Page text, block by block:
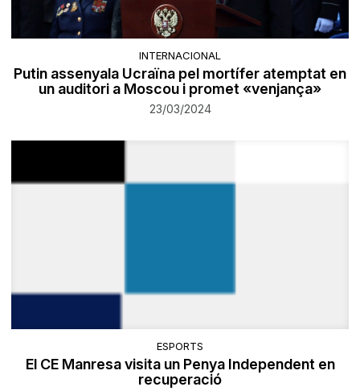
INTERNACIONAL
Putin assenyala Ucraïna pel mortífer atemptat en
un auditori a Moscou i promet «venjança»
23/03/2024
ESPORTS
El CE Manresa visita un Penya Independent en
recuperació